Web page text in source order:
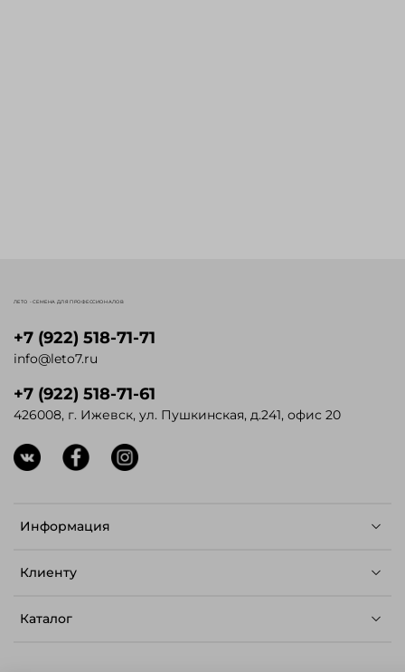
Информация
Клиенту
Каталог
+7 (922) 518-71-71
info@leto7.ru
+7 (922) 518-71-61
426008, г. Ижевск, ул. Пушкинская, д.241, офис 20
ЛЕТО - СЕМЕНА ДЛЯ ПРОФЕССИОНАЛОВ